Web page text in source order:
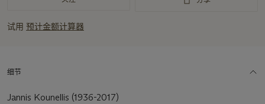
试用 预计金额计算器
细节
Jannis Kounellis (1936-2017)